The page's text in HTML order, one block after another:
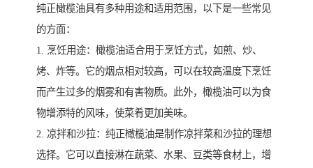
纯正橄榄油具有多种用途和适用范围，以下是一些常见
的方面：
1. 烹饪用途：橄榄油适合用于烹饪方式，如煎、炒、
烤、炸等。它的烟点相对较高，可以在较高温度下烹饪
而产生过多的烟雾和有害物质。此外，橄榄油可以为食
物增添特的风味，使菜肴更加美味。
2. 凉拌和沙拉：纯正橄榄油是制作凉拌菜和沙拉的理想
选择。它可以直接淋在蔬菜、水果、豆类等食材上，增